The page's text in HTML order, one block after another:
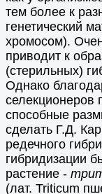
тем более к
генетический
хромосом).
приводит к
(стерильных)
Однако
способные
сделать Г.Д.
редечного
гибридизации
растение -
(лат. Triticum